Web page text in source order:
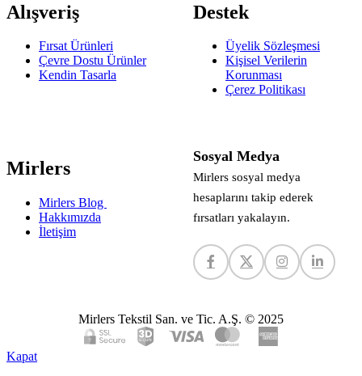
Alışveriş
Fırsat Ürünleri
Çevre Dostu Ürünler
Kendin Tasarla
Destek
Üyelik Sözleşmesi
Kişisel Verilerin
Korunması
Çerez Politikası
Mirlers
Mirlers Blog
Hakkımızda
İletişim
Sosyal Medya
Mirlers sosyal medya
hesaplarını takip ederek
fırsatları yakalayın.
Mirlers Tekstil San. ve Tic. A.Ş. © 2025
Kapat